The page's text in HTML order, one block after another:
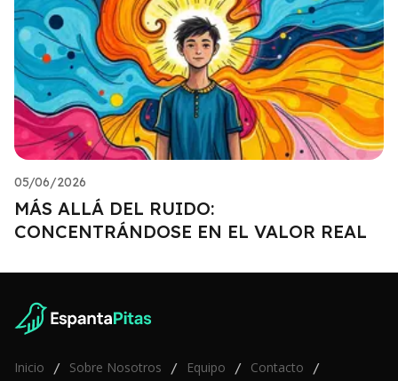
05/06/2026
MÁS ALLÁ DEL RUIDO:
CONCENTRÁNDOSE EN EL VALOR REAL
Inicio / Sobre Nosotros / Equipo / Contacto /